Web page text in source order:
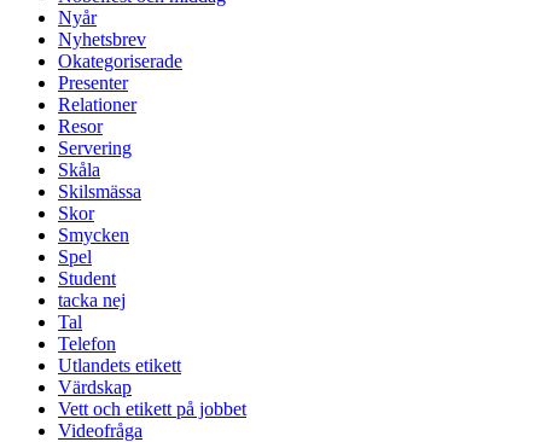
Nyår
Nyhetsbrev
Okategoriserade
Presenter
Relationer
Resor
Servering
Skåla
Skilsmässa
Skor
Smycken
Spel
Student
tacka nej
Tal
Telefon
Utlandets etikett
Värdskap
Vett och etikett på jobbet
Videofråga